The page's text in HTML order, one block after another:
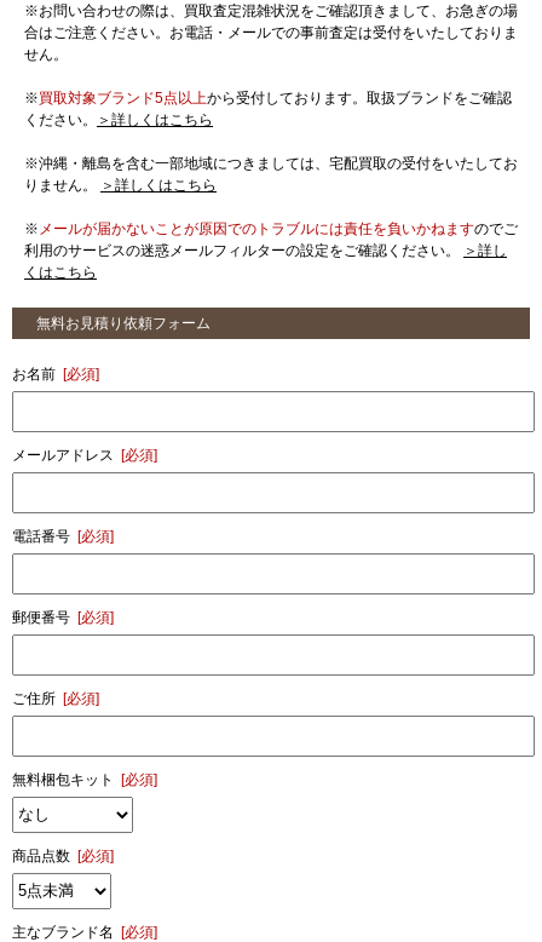
※お問い合わせの際は、買取査定混雑状況をご確認頂きまして、お急ぎの場
合はご注意ください。お電話・メールでの事前査定は受付をいたしておりま
せん。
※買取対象ブランド5点以上から受付しております。取扱ブランドをご確認
ください。
＞詳しくはこちら
※沖縄・離島を含む一部地域につきましては、宅配買取の受付をいたしてお
りません。
＞詳しくはこちら
※ メールが届かないことが原因でのトラブルには責任を負いかねますのでご
利用のサービスの迷惑メールフィルターの設定をご確認ください。
＞詳し
くはこちら
無料お見積り依頼フォーム
お名前 [必須]
メールアドレス [必須]
電話番号 [必須]
郵便番号 [必須]
ご住所 [必須]
無料梱包キット [必須]
商品点数 [必須]
主なブランド名 [必須]